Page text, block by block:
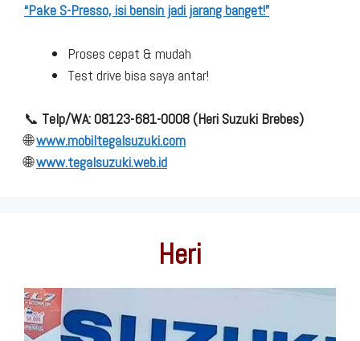
“Pake S-Presso, isi bensin jadi jarang banget!”
Proses cepat & mudah
Test drive bisa saya antar!
📞 Telp/WA: 08123-681-0008 (Heri Suzuki Brebes)
🌐www.mobiltegalsuzuki.com
🌐www.tegalsuzuki.web.id
Heri